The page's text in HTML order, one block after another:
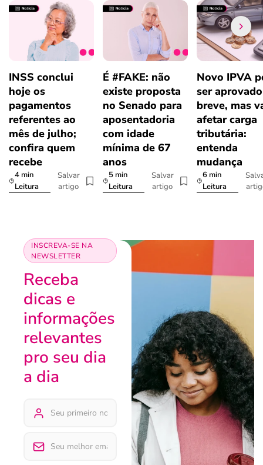
INSS conclui
hoje os
pagamentos
referentes ao
mês de julho;
confira quem
recebe
4 min
Leitura
Salvar
artigo
É #FAKE: não
existe proposta
no Senado para
aposentadoria
com idade
mínima de 67
anos
5 min
Leitura
Salvar
artigo
Novo IPVA
ser
breve, mas
afetar carga
tributária:
entenda
mudança
6 min
Leitura
INSCREVA-SE NA
NEWSLETTER
Receba
dicas e
informações
relevantes
pro seu dia
a dia